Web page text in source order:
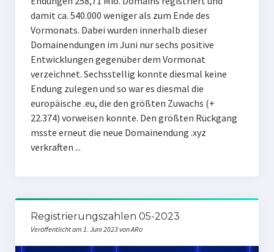
damit ca. 540.000 weniger als zum Ende des
Vormonats. Dabei wurden innerhalb dieser
Domainendungen im Juni nur sechs positive
Entwicklungen gegenüber dem Vormonat
verzeichnet. Sechsstellig konnte diesmal keine
Endung zulegen und so war es diesmal die
europäische .eu, die den größten Zuwachs (+
22.374) vorweisen konnte. Den größten Rückgang
msste erneut die neue Domainendung .xyz
verkraften ...
Registrierungszahlen 05-2023
Veröffentlicht am 1. Juni 2023 von ARo